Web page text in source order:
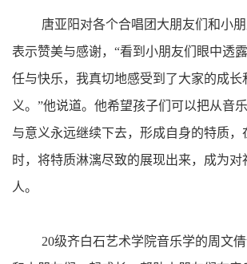
唐亚阳对各个合唱团大朋友们和小
表示赞美与感谢，“看到小朋友们眼中透
任与快乐，我真切地感受到了大家的成长
义。”他说道。他希望孩子们可以把从音
与意义永远继续下去，形成自身的特质，
时，将特质淋漓尽致的展现出来，成为对
人。
20级齐白石艺术学院音乐学的周文